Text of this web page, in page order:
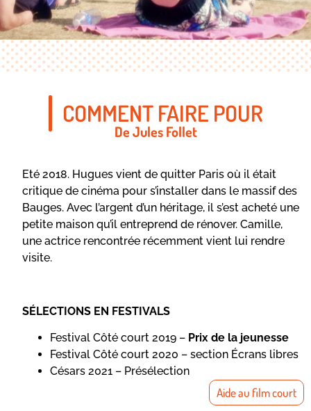
COMMENT FAIRE POUR
De Jules Follet
Eté 2018. Hugues vient de quitter Paris où il était
critique de cinéma pour s’installer dans le massif des
Bauges. Avec l’argent d’un héritage, il s’est acheté une
petite maison qu’il entreprend de rénover. Camille,
une actrice rencontrée récemment vient lui rendre
visite.
SÉLECTIONS EN FESTIVALS
Festival Côté court 2019 – Prix de la jeunesse
Festival Côté court 2020 – section Écrans libres
Césars 2021 – Présélection
Aide au film court